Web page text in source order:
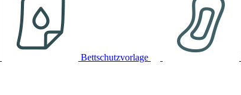
Bettschutzvorlage